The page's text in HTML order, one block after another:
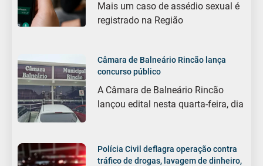
Mais um caso de assédio sexual é
registrado na Região
Câmara de Balneário Rincão lança
concurso público
A Câmara de Balneário Rincão
lançou edital nesta quarta-feira, dia
Polícia Civil deflagra operação contra
tráfico de drogas, lavagem de dinheiro,